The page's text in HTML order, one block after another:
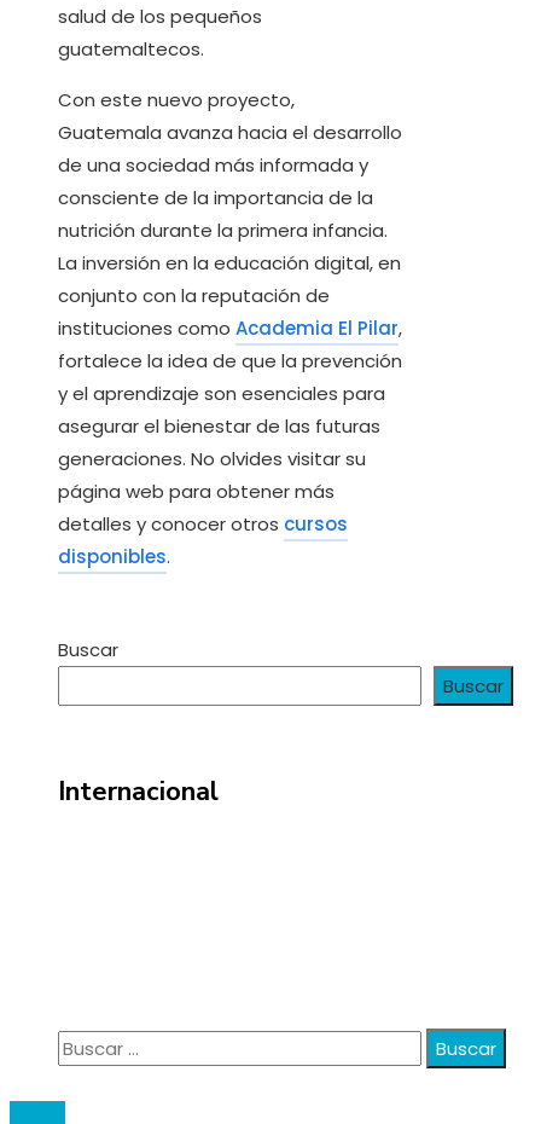
salud de los pequeños
guatemaltecos.
Con este nuevo proyecto,
Guatemala avanza hacia el desarrollo
de una sociedad más informada y
consciente de la importancia de la
nutrición durante la primera infancia.
La inversión en la educación digital, en
conjunto con la reputación de
instituciones como Academia El Pilar,
fortalece la idea de que la prevención
y el aprendizaje son esenciales para
asegurar el bienestar de las futuras
generaciones. No olvides visitar su
página web para obtener más
detalles y conocer otros cursos
disponibles.
Buscar
Buscar
Internacional
Buscar: